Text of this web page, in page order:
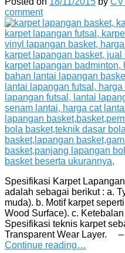
comment
Spesifikasi Karpet
adalah sebagai berikut : a.
muda). b. Motif karpet
Wood Surface). c.
Spesifikasi teknis karpet
Transparent Wear Layer.
Continue reading…